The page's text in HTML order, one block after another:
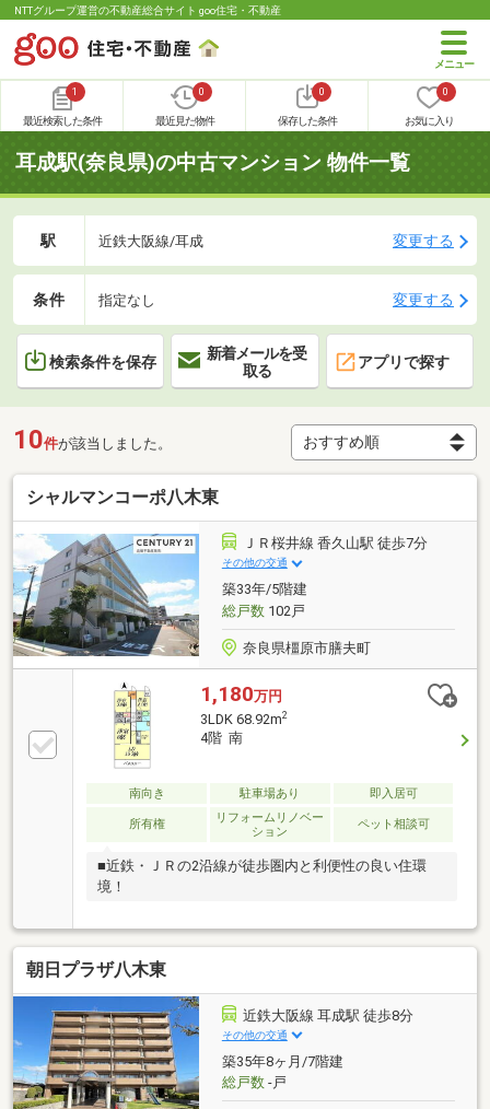
NTTグループ運営の不動産総合サイト goo住宅・不動産
1
最近検索した条件
0
最近見た物件
0
保存した条件
0
お気に入り
耳成駅(奈良県)の中古マンション 物件一覧
駅 近鉄大阪線/耳成 変更する
条件 指定なし 変更する
検索条件を保存
新着メールを受
取る
アプリで探す
10件が該当しました。
シャルマンコーポ八木東
ＪＲ桜井線 香久山駅 徒歩7分
その他の交通
築33年/5階建
総戸数102戸
奈良県橿原市膳夫町
1,180万円
3LDK 68.92m2
4階 南
南向き 駐車場あり 即入居可
所有権
リフォームリノベー
ション
ペット相談可
■近鉄・ＪＲの2沿線が徒歩圏内と利便性の良い住環
境！
朝日プラザ八木東
近鉄大阪線 耳成駅 徒歩8分
その他の交通
築35年8ヶ月/7階建
総戸数-戸